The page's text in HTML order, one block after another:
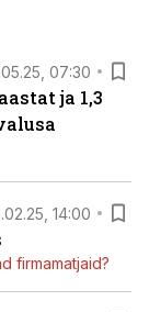
07:30
ja 1,3
14:00
firmamatjaid?